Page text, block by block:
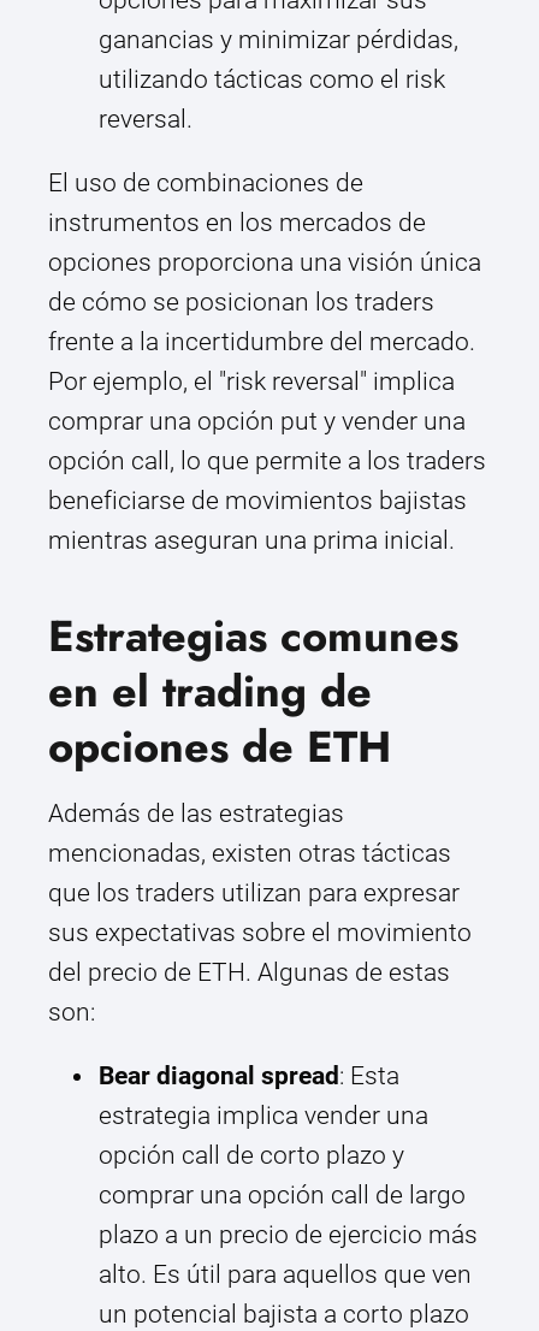
ganancias y minimizar pérdidas,
utilizando tácticas como el risk
reversal.
El uso de combinaciones de
instrumentos en los mercados de
opciones proporciona una visión única
de cómo se posicionan los traders
frente a la incertidumbre del mercado.
Por ejemplo, el "risk reversal" implica
comprar una opción put y vender una
opción call, lo que permite a los traders
beneficiarse de movimientos bajistas
mientras aseguran una prima inicial.
Estrategias comunes
en el trading de
opciones de ETH
Además de las estrategias
mencionadas, existen otras tácticas
que los traders utilizan para expresar
sus expectativas sobre el movimiento
del precio de ETH. Algunas de estas
son:
Bear diagonal spread : Esta
estrategia implica vender una
opción call de corto plazo y
comprar una opción call de largo
plazo a un precio de ejercicio más
alto. Es útil para aquellos que ven
un potencial bajista a corto plazo